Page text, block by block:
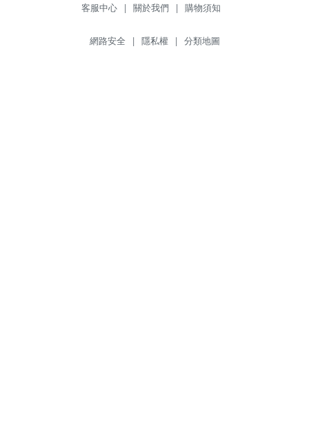
客服中心 | 關於我們 | 購物須知
網路安全 | 隱私權 | 分類地圖